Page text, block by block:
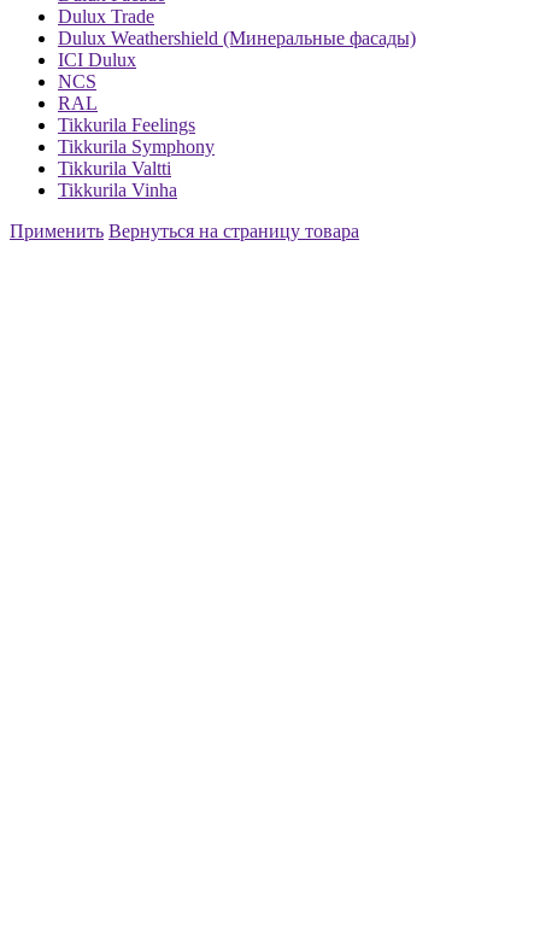
Dulux Trade
Dulux Weathershield (Минеральные фасады)
ICI Dulux
NCS
RAL
Tikkurila Feelings
Tikkurila Symphony
Tikkurila Valtti
Tikkurila Vinha
Применить Вернуться на страницу товара